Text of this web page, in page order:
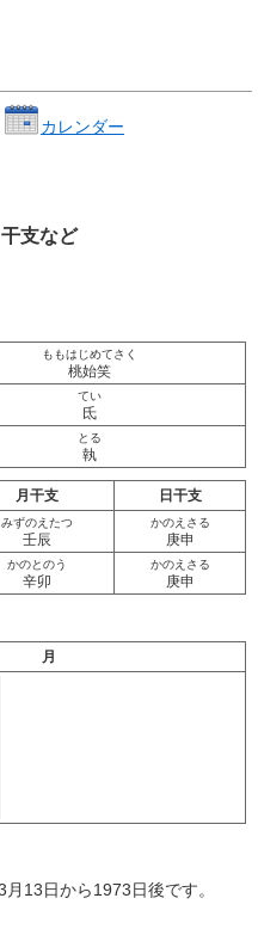
カレンダー
支など
ももはじめてさく
桃始笑
てい
氐
とる
執
月干支 日干支
みずのえたつ
壬辰
かのえさる
庚申
かのとのう
辛卯
かのえさる
庚申
月
13日から1973日後です。